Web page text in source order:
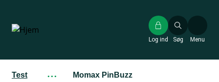
hovedindhold
Søg
Log ind Menu
Test ··· Momax PinBuzz